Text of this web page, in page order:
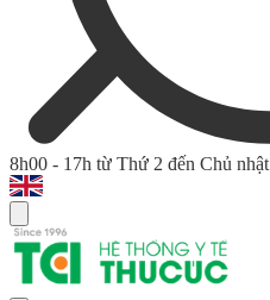
8h00 - 17h từ Thứ 2 đến Chủ nhật